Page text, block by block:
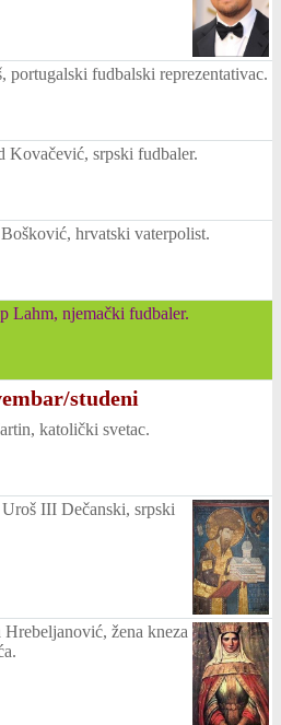
portugalski fudbalski reprezentativac.
Kovačević, srpski fudbaler.
hrvatski vaterpolist.
Lahm, njemački fudbaler.
studeni
katolički svetac.
III Dečanski, srpski
žena kneza